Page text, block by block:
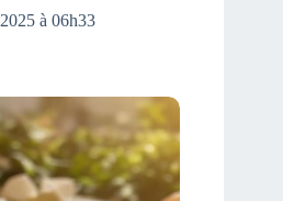
à 06h33